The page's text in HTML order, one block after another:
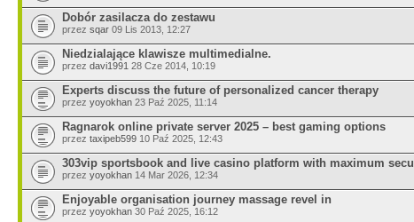
Dobór zasilacza do zestawu
przez sqar 09 Lis 2013, 12:27
Niedzialające klawisze multimedialne.
przez davi1991 28 Cze 2014, 10:19
Experts discuss the future of personalized cancer therapy
przez yoyokhan 23 Paź 2025, 11:14
Ragnarok online private server 2025 – best gaming options
przez taxipeb599 10 Paź 2025, 12:43
303vip sportsbook and live casino platform with maximum secu
przez yoyokhan 14 Mar 2026, 12:34
Enjoyable organisation journey massage revel in
przez yoyokhan 30 Paź 2025, 16:12